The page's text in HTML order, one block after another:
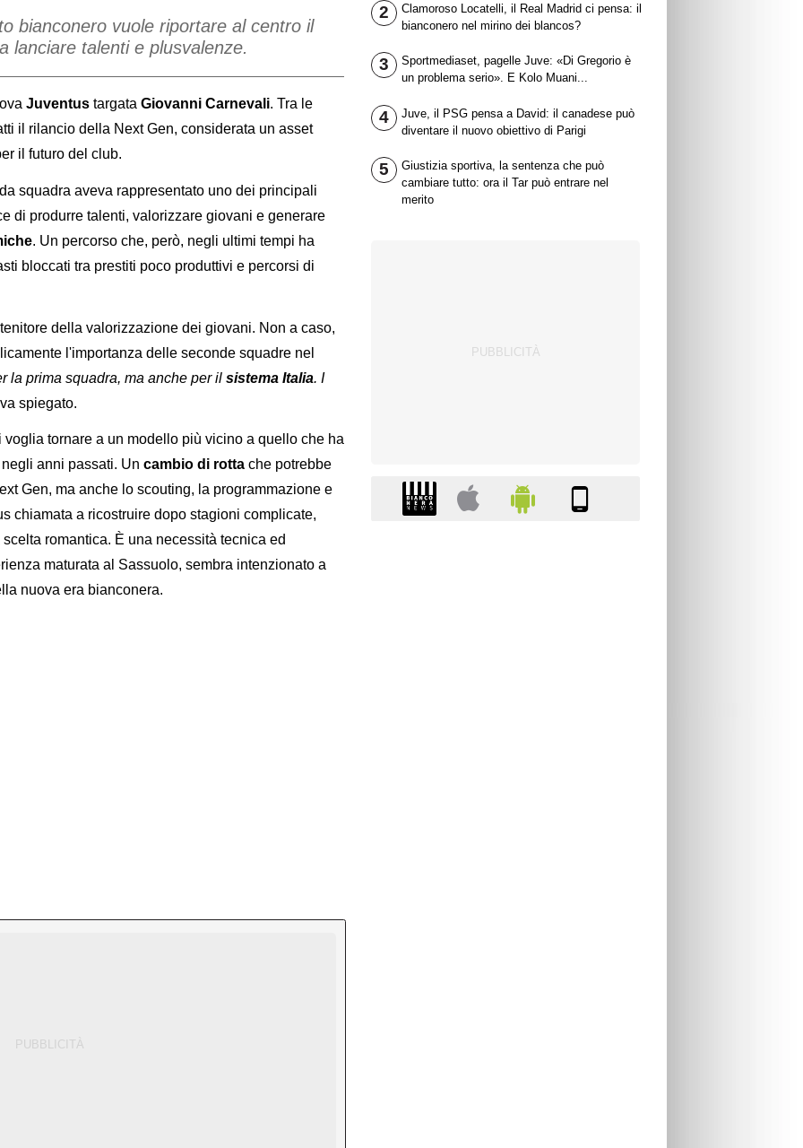
bianconero vuole riportare al centro il
lanciare talenti e plusvalenze.
Juventus targata Giovanni Carnevali. Tra le
il rilancio della Next Gen, considerata un asset
il futuro del club.
squadra aveva rappresentato uno dei principali
di produrre talenti, valorizzare giovani e generare
. Un percorso che, però, negli ultimi tempi ha
bloccati tra prestiti poco produttivi e percorsi di
della valorizzazione dei giovani. Non a caso,
l'importanza delle seconde squadre nel
la prima squadra, ma anche per il sistema Italia. I
spiegato.
tornare a un modello più vicino a quello che ha
anni passati. Un cambio di rotta che potrebbe
Gen, ma anche lo scouting, la programmazione e
chiamata a ricostruire dopo stagioni complicate,
romantica. È una necessità tecnica ed
maturata al Sassuolo, sembra intenzionato a
nuova era bianconera.
2
Clamoroso Locatelli, il Real Madrid ci pensa: il
bianconero nel mirino dei blancos?
3
Sportmediaset, pagelle Juve: «Di Gregorio è
un problema serio». E Kolo Muani...
4
Juve, il PSG pensa a David: il canadese può
diventare il nuovo obiettivo di Parigi
5
Giustizia sportiva, la sentenza che può
cambiare tutto: ora il Tar può entrare nel
merito